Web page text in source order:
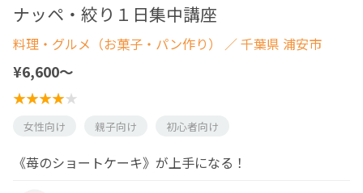
ナッペ・絞り１日集中講座
料理・グルメ（お菓子・パン作り） ／ 千葉県 浦安市
¥6,600〜
女性向け 親子向け 初心者向け
《苺のショートケーキ》が上手になる！